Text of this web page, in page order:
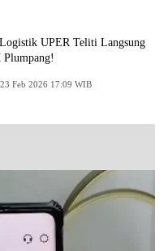
UPER Teliti Langsung
Senin, 23 Feb 2026 17:09 WIB